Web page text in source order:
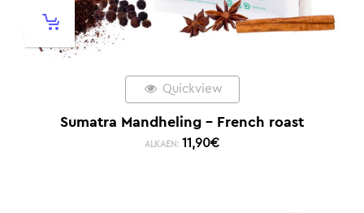
Quickview
Sumatra Mandheling – French roast
ALKAEN: 11,90€